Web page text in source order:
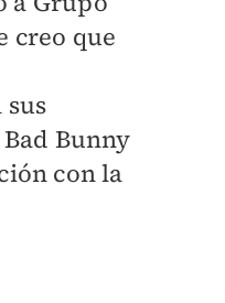
creo que
Bunny
con la